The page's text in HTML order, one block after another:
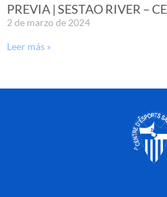
PREVIA | SESTAO RIVER –
2 de marzo de 2024
Leer más »